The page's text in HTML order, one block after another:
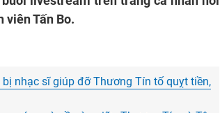
viên Tấn Bo.
nhạc sĩ giúp đỡ Thương Tín tố quỵt tiền,